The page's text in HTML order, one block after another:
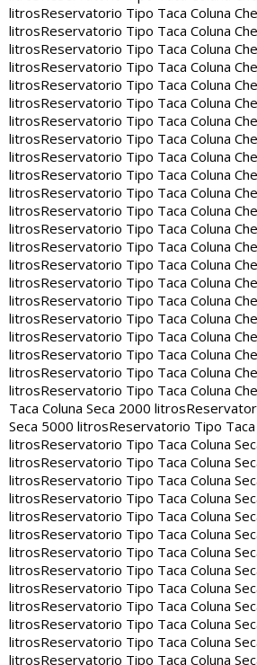
litrosReservatorio Tipo Taca Coluna
litrosReservatorio Tipo Taca Coluna
litrosReservatorio Tipo Taca Coluna
litrosReservatorio Tipo Taca Coluna
litrosReservatorio Tipo Taca Coluna
litrosReservatorio Tipo Taca Coluna
litrosReservatorio Tipo Taca Coluna
litrosReservatorio Tipo Taca Coluna
litrosReservatorio Tipo Taca Coluna
litrosReservatorio Tipo Taca Coluna
litrosReservatorio Tipo Taca Coluna
litrosReservatorio Tipo Taca Coluna
litrosReservatorio Tipo Taca Coluna
litrosReservatorio Tipo Taca Coluna
litrosReservatorio Tipo Taca Coluna
litrosReservatorio Tipo Taca Coluna
litrosReservatorio Tipo Taca Coluna
litrosReservatorio Tipo Taca Coluna
litrosReservatorio Tipo Taca Coluna
litrosReservatorio Tipo Taca Coluna
litrosReservatorio Tipo Taca Coluna
litrosReservatorio Tipo Taca Coluna
Taca Coluna Seca 2000 litros
Seca 5000 litrosReservatorio Tipo Taca
litrosReservatorio Tipo Taca Coluna
litrosReservatorio Tipo Taca Coluna
litrosReservatorio Tipo Taca Coluna
litrosReservatorio Tipo Taca Coluna
litrosReservatorio Tipo Taca Coluna
litrosReservatorio Tipo Taca Coluna
litrosReservatorio Tipo Taca Coluna
litrosReservatorio Tipo Taca Coluna
litrosReservatorio Tipo Taca Coluna
litrosReservatorio Tipo Taca Coluna
litrosReservatorio Tipo Taca Coluna
litrosReservatorio Tipo Taca Coluna
litrosReservatorio Tipo Taca Coluna